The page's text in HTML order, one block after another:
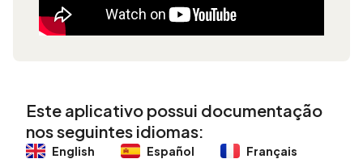
Este aplicativo possui documentação
nos seguintes idiomas:
English Español
Français